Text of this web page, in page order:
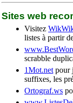
Sites web
Visitez
listes à partir
scrabble
1Mot.net pour
suffixes, les
Ortograf.ws